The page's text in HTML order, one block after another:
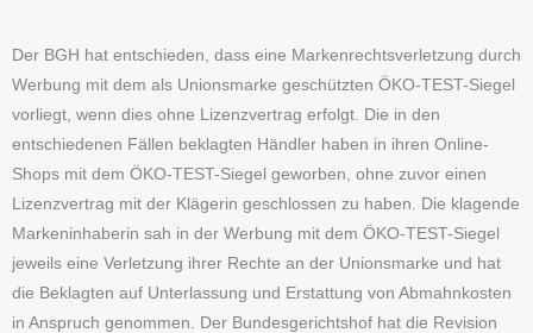
Der BGH hat entschieden, dass eine Markenrechtsverletzung durch
Werbung mit dem als Unionsmarke geschützten ÖKO-TEST-Siegel
vorliegt, wenn dies ohne Lizenzvertrag erfolgt. Die in den
entschiedenen Fällen beklagten Händler haben in ihren Online-
Shops mit dem ÖKO-TEST-Siegel geworben, ohne zuvor einen
Lizenzvertrag mit der Klägerin geschlossen zu haben. Die klagende
Markeninhaberin sah in der Werbung mit dem ÖKO-TEST-Siegel
jeweils eine Verletzung ihrer Rechte an der Unionsmarke und hat
die Beklagten auf Unterlassung und Erstattung von Abmahnkosten
in Anspruch genommen. Der Bundesgerichtshof hat die Revision